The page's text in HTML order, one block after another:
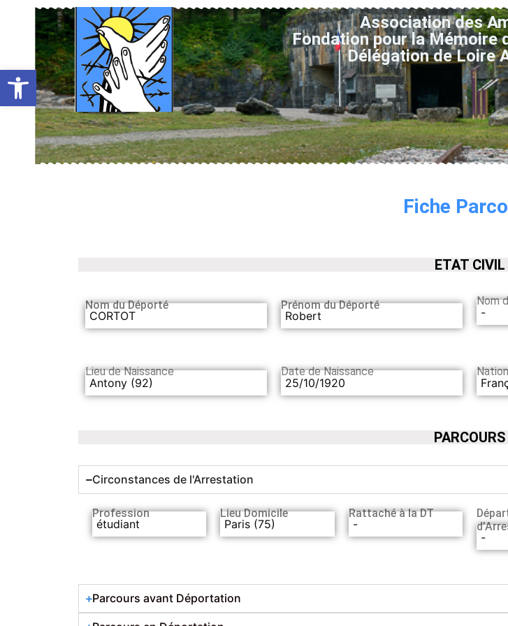
Ouvrir la barre d’outils
Association des
Fondation pour la Mémoire
Délégation de Loire
Fiche
ETAT CIVIL
Nom du Déporté
CORTOT
Prénom du Déporté
Robert
Nom
-
Lieu de Naissance
Antony (92)
Date de Naissance
25/10/1920
PARCOURS
Circonstances de l'Arrestation
Profession
étudiant
Lieu Domicile
Paris (75)
Rattaché à la DT
-
-
Parcours avant Déportation